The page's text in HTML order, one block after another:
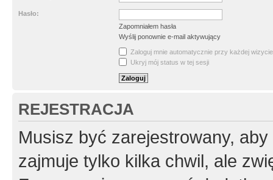
Hasło:
Zapomniałem hasła
Wyślij ponownie e-mail aktywujący
Zaloguj mnie automatycznie przy każdej wizycie
Ukryj mój status w tej sesji
REJESTRACJA
Musisz być zarejestrowany,
zajmuje tylko kilka chwil, ale